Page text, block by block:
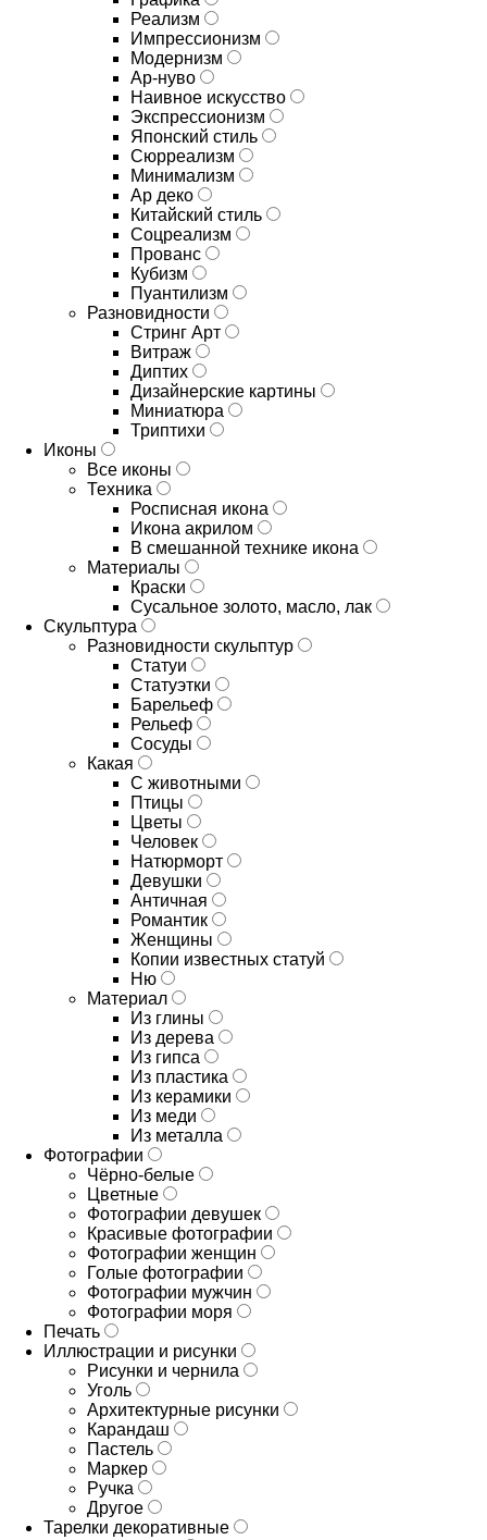
Реализм
Импрессионизм
Модернизм
Ар-нуво
Наивное искусство
Экспрессионизм
Японский стиль
Сюрреализм
Минимализм
Ар деко
Китайский стиль
Соцреализм
Прованс
Кубизм
Пуантилизм
Разновидности
Стринг Арт
Витраж
Диптих
Дизайнерские картины
Миниатюра
Триптихи
Иконы
Все иконы
Техника
Росписная икона
Икона акрилом
В смешанной технике икона
Материалы
Краски
Сусальное золото, масло, лак
Скульптура
Разновидности скульптур
Статуи
Статуэтки
Барельеф
Рельеф
Сосуды
Какая
С животными
Птицы
Цветы
Человек
Натюрморт
Девушки
Античная
Романтик
Женщины
Копии известных статуй
Ню
Материал
Из глины
Из дерева
Из гипса
Из пластика
Из керамики
Из меди
Из металла
Фотографии
Чёрно-белые
Цветные
Фотографии девушек
Красивые фотографии
Фотографии женщин
Голые фотографии
Фотографии мужчин
Фотографии моря
Печать
Иллюстрации и рисунки
Рисунки и чернила
Уголь
Архитектурные рисунки
Карандаш
Пастель
Маркер
Ручка
Другое
Тарелки декоративные